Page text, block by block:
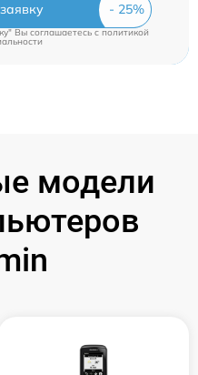
Вы соглашаетесь cполитикой
модели